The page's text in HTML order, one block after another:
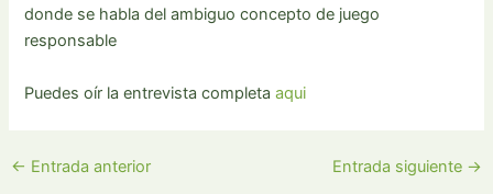
donde se habla del ambiguo concepto de juego
responsable
Puedes oír la entrevista completaaqui
← Entrada anterior Entrada siguiente →